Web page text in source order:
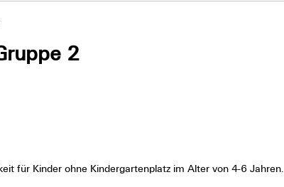
2
für Kinder ohne Kindergartenplatz im Alter von 4-6 Jahren.